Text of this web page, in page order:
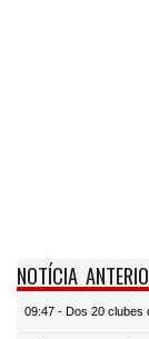
NOTÍCIA
09:47 - Dos 20 clubes